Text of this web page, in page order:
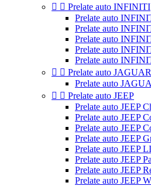
  Prelate auto INFINITI
Prelate auto
Prelate auto
Prelate auto
Prelate auto
Prelate auto
  Prelate auto JAGUAR
Prelate auto
  Prelate auto JEEP
Prelate auto JEEP
Prelate auto JEEP
Prelate auto JEEP
Prelate auto JEEP
Prelate auto JEEP
Prelate auto JEEP
Prelate auto JEEP
Prelate auto JEEP